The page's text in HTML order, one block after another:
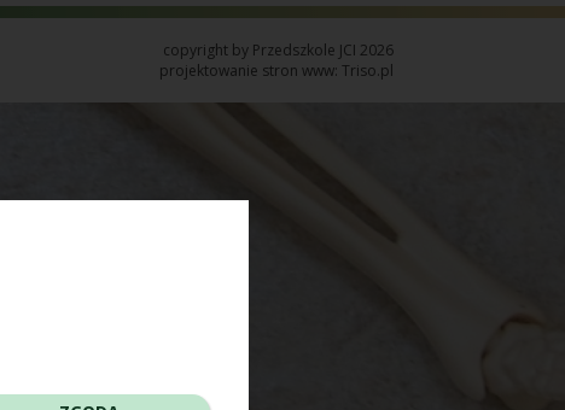
copyright by Przedszkole JCI 2026
projektowanie stron www: Triso.pl